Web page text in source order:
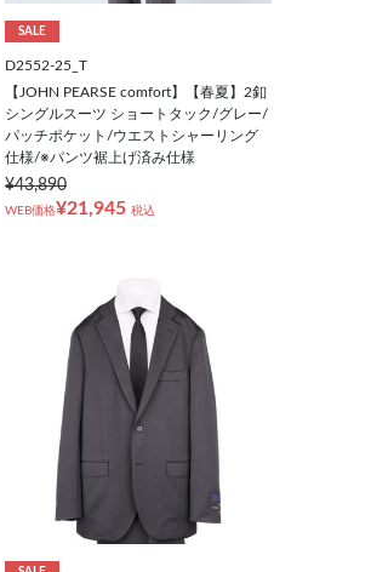
SALE
D2552-25_T
【JOHN PEARSE comfort】【春夏】2釦
シングルスーツ ショートタック/グレー/
パッチポケット/ウエストシャーリング
仕様/※パンツ裾上げ済み仕様
¥43,890
WEB価格¥21,945 税込